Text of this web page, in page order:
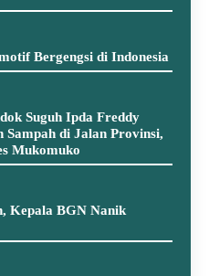
Bergengsi di Indonesia
Suguh Ipda Freddy
Sampah di Jalan Provinsi,
Mukomuko
Kepala BGN Nanik